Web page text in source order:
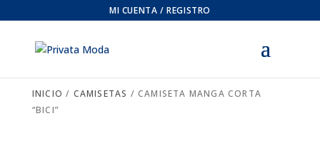
MI CUENTA / REGISTRO
INICIO / CAMISETAS / CAMISETA MANGA CORTA
“BICI”